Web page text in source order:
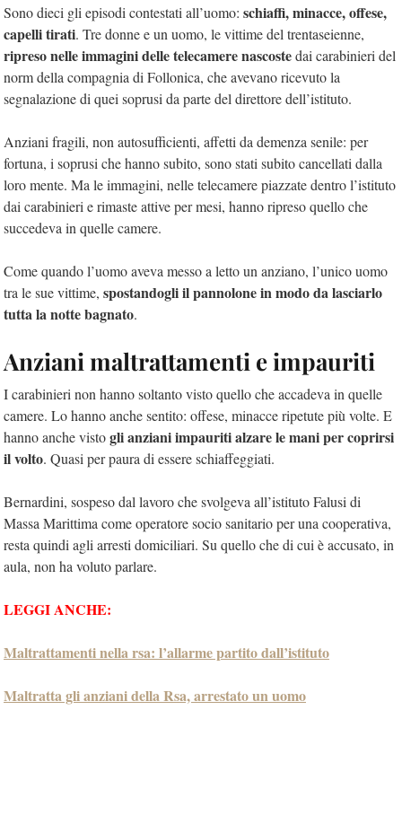
Sono dieci gli episodi contestati all’uomo: schiaffi, minacce, offese,
capelli tirati. Tre donne e un uomo, le vittime del trentaseienne,
ripreso nelle immagini delle telecamere nascostedai carabinieri del
norm della compagnia di Follonica, che avevano ricevuto la
segnalazione di quei soprusi da parte del direttore dell’istituto.
Anziani fragili, non autosufficienti, affetti da demenza senile: per
fortuna, i soprusi che hanno subito, sono stati subito cancellati dalla
loro mente. Ma le immagini, nelle telecamere piazzate dentro l’istituto
dai carabinieri e rimaste attive per mesi, hanno ripreso quello che
succedeva in quelle camere.
Come quando l’uomo aveva messo a letto un anziano, l’unico uomo
tra le sue vittime, spostandogli il pannolone in modo da lasciarlo
tutta la notte bagnato.
Anziani maltrattamenti e impauriti
I carabinieri non hanno soltanto visto quello che accadeva in quelle
camere. Lo hanno anche sentito: offese, minacce ripetute più volte. E
hanno anche vistogli anziani impauriti alzare le mani per coprirsi
il volto. Quasi per paura di essere schiaffeggiati.
Bernardini, sospeso dal lavoro che svolgeva all’istituto Falusi di
Massa Marittima come operatore socio sanitario per una cooperativa,
resta quindi agli arresti domiciliari. Su quello che di cui è accusato, in
aula, non ha voluto parlare.
LEGGI ANCHE:
Maltrattamenti nella rsa: l’allarme partito dall’istituto
Maltratta gli anziani della Rsa, arrestato un uomo